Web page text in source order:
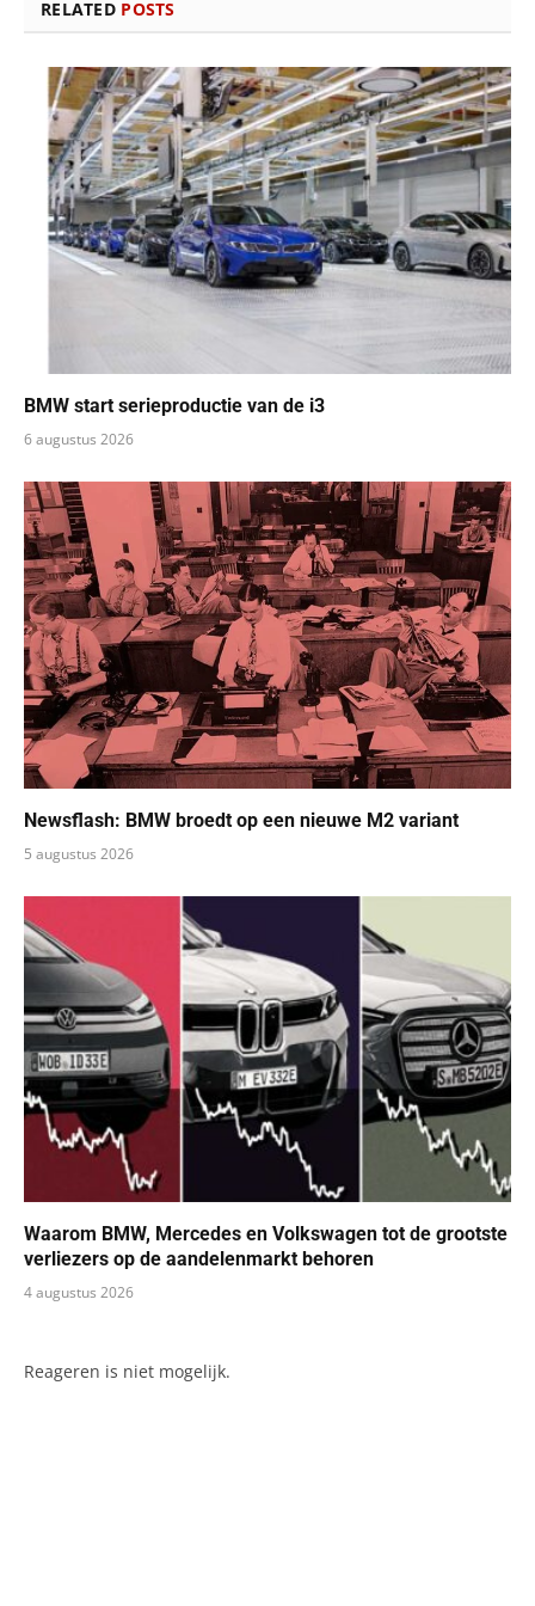
RELATED POSTS
BMW start serieproductie van de i3
6 augustus 2026
Newsflash: BMW broedt op een nieuwe M2 variant
5 augustus 2026
Waarom BMW, Mercedes en Volkswagen tot de grootste
verliezers op de aandelenmarkt behoren
4 augustus 2026
Reageren is niet mogelijk.